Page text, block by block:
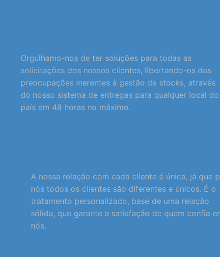
Orgulhamo-nos de ter soluções para todas as
solicitações dos nossos clientes, libertando-os das
preocupações inerentes à gestão de stocks, através
do nosso sistema de entregas para qualquer local do
país em 48 horas no máximo.
A nossa relação com cada cliente é única, já que
nós todos os clientes são diferentes e únicos. É o
tratamento personalizado, base de uma relação
sólida, que garante a satisfação de quem confia
nós.